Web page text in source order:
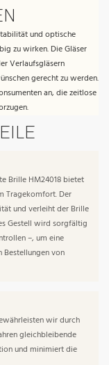
und optische
zu wirken. Die Gläser
Verlaufsgläsern
gerecht zu werden.
an, die zeitlose
Brille HM24018 bietet
Tragekomfort. Der
und verleiht der Brille
Gestell wird sorgfältig
–, um eine
von
wir durch
gleichbleibende
und minimiert die